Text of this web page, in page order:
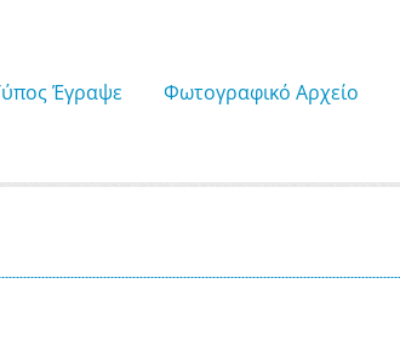
Έγραψε Φωτογραφικό Αρχείο